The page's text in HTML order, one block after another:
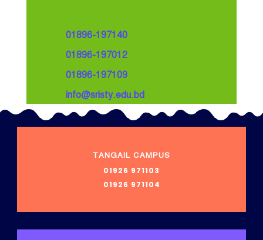
01896-197140
01896-197012
01896-197109
info@sristy.edu.bd
TANGAIL CAMPUS
01926 971103
01926 971104